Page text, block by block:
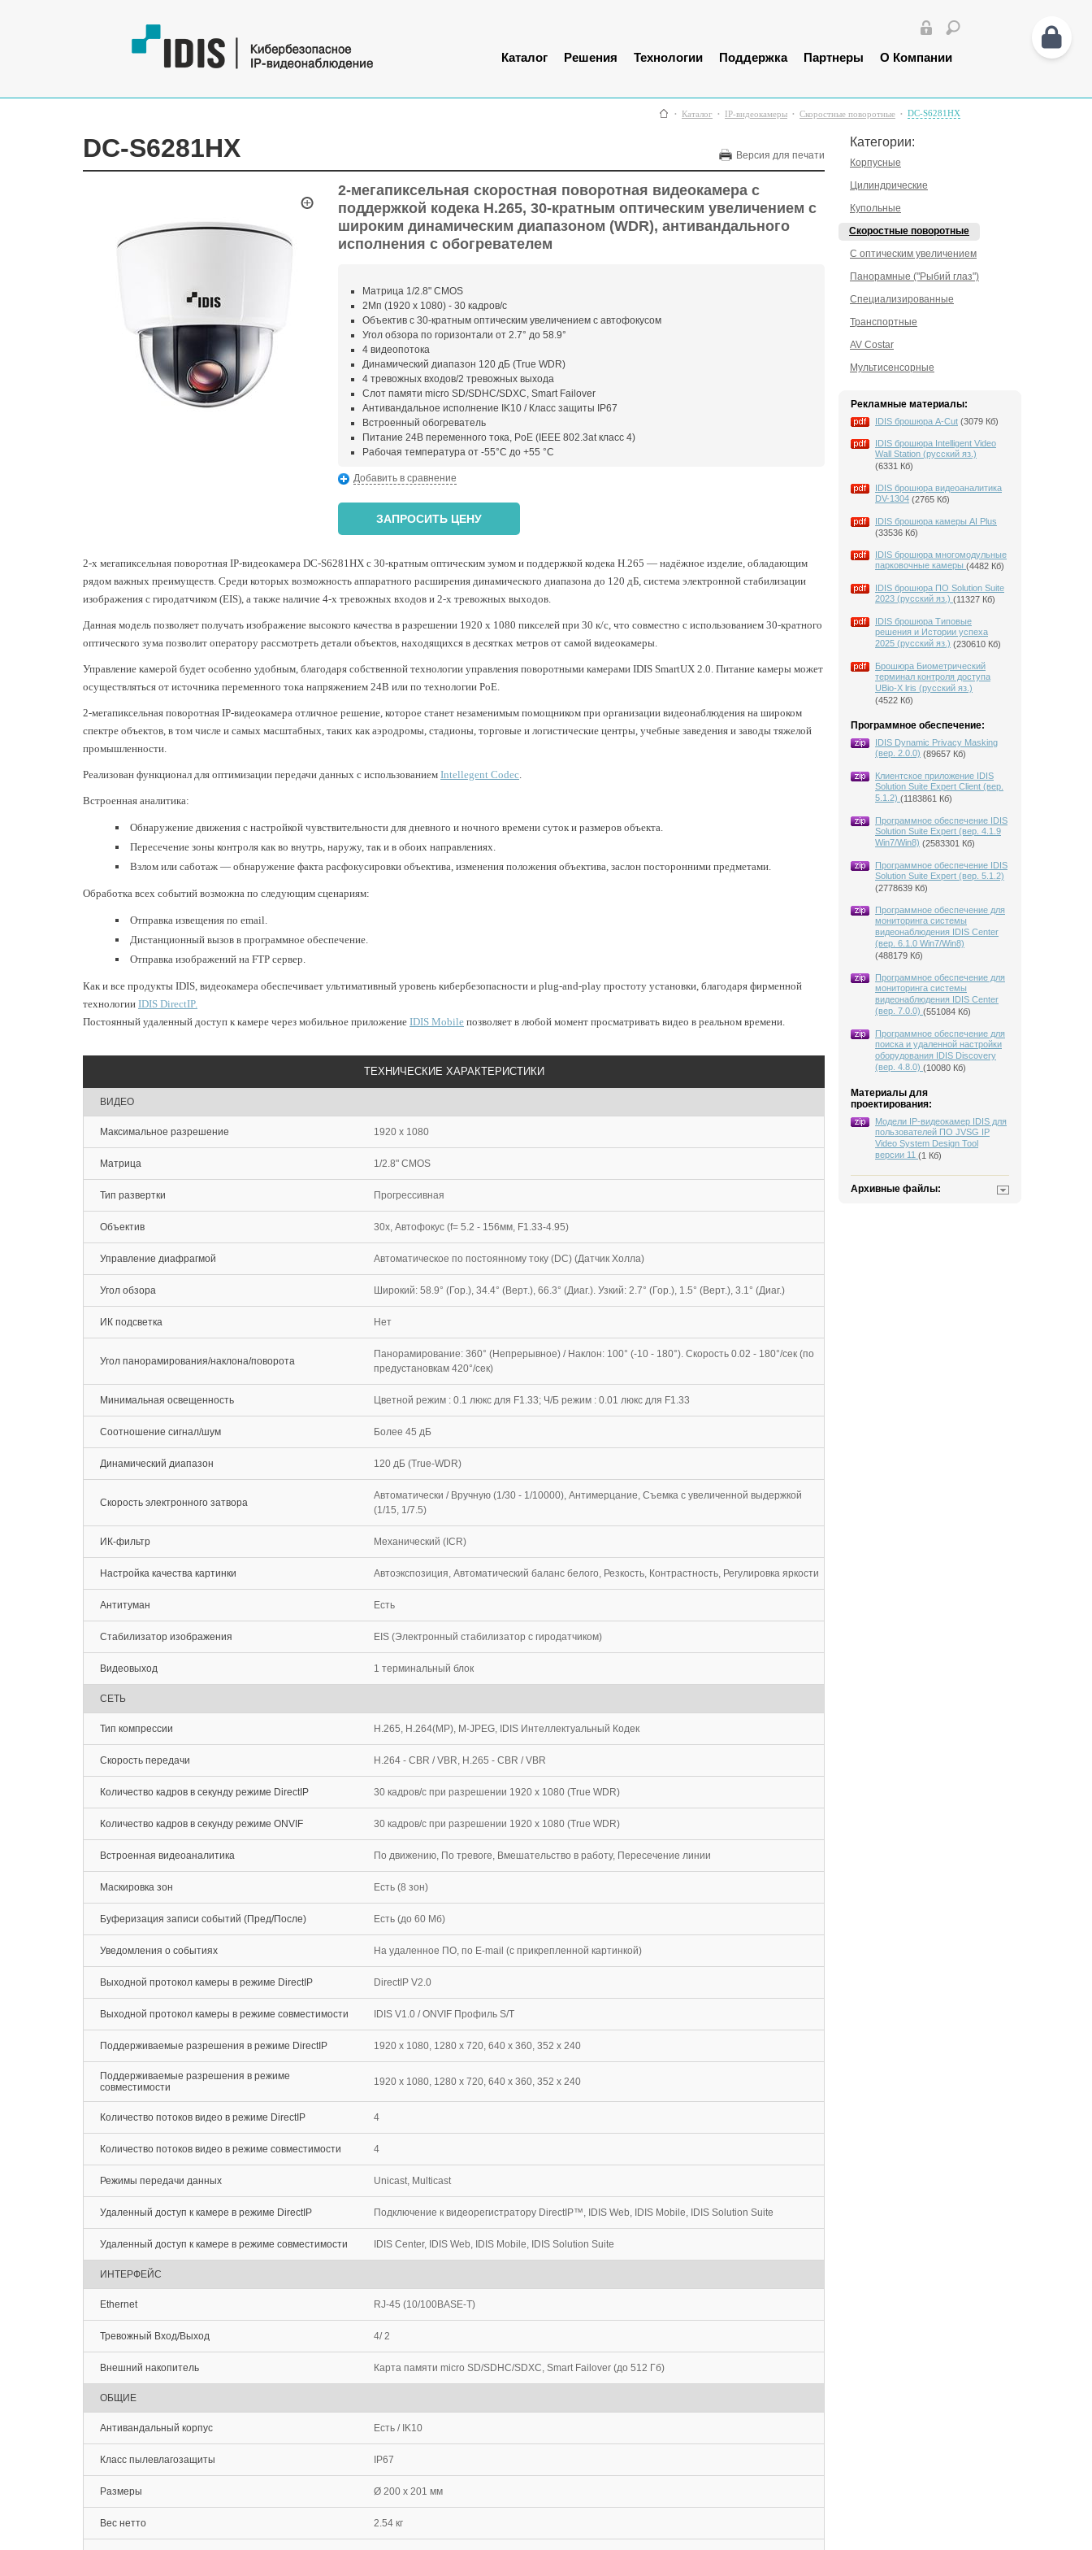
Каталог Решения Технологии Поддержка Партнеры О Компании
Каталог IP-видеокамеры Скоростные поворотные DC-S6281HX
Категории:
Корпусные
Цилиндрические
Купольные
Скоростные поворотные
С оптическим увеличением
Панорамные ("Рыбий глаз")
Специализированные
Транспортные
AV Costar
Мультисенсорные
Рекламные материалы:
IDIS брошюра A-Cut (3079 Кб)
IDIS брошюра Intelligent Video
Wall Station (русский яз.)
(6331 Кб)
IDIS брошюра видеоаналитика
DV-1304 (2765 Кб)
IDIS брошюра камеры AI Plus
(33536 Кб)
IDIS брошюра многомодульные
парковочные камеры (4482 Кб)
IDIS брошюра ПО Solution Suite
2023 (русский яз.) (11327 Кб)
IDIS брошюра Типовые
решения и Истории успеха
2025 (русский яз.) (230610 Кб)
Брошюра Биометрический
терминал контроля доступа
UBio-X lris (русский яз.)
(4522 Кб)
Программное обеспечение:
IDIS Dynamic Privacy Masking
(вер. 2.0.0) (89657 Кб)
Клиентское приложение IDIS
Solution Suite Expert Client (вер.
5.1.2) (1183861 Кб)
Программное обеспечение IDIS
Solution Suite Expert (вер. 4.1.9
Win7/Win8) (2583301 Кб)
Программное обеспечение IDIS
Solution Suite Expert (вер. 5.1.2)
(2778639 Кб)
Программное обеспечение для
мониторинга системы
видеонаблюдения IDIS Center
(вер. 6.1.0 Win7/Win8)
(488179 Кб)
Программное обеспечение для
мониторинга системы
видеонаблюдения IDIS Center
(вер. 7.0.0) (551084 Кб)
Программное обеспечение для
поиска и удаленной настройки
оборудования IDIS Discovery
(вер. 4.8.0) (10080 Кб)
Материалы для
проектирования:
Модели IP-видеокамер IDIS для
пользователей ПО JVSG IP
Video System Design Tool
версии 11 (1 Кб)
Архивные файлы:
Версия для печати
DC-S6281HX
2-мегапиксельная скоростная поворотная видеокамера с
поддержкой кодека H.265, 30-кратным оптическим увеличением с
широким динамическим диапазоном (WDR), антивандального
исполнения с обогревателем
Матрица 1/2.8" CMOS
2Мп (1920 х 1080) - 30 кадров/с
Объектив с 30-кратным оптическим увеличением с автофокусом
Угол обзора по горизонтали от 2.7° до 58.9°
4 видеопотока
Динамический диапазон 120 дБ (True WDR)
4 тревожных входов/2 тревожных выхода
Слот памяти micro SD/SDHC/SDXC, Smart Failover
Антивандальное исполнение IK10 / Класс защиты IP67
Встроенный обогреватель
Питание 24В переменного тока, PoE (IEEE 802.3at класс 4)
Рабочая температура от -55°С до +55 °C
Добавить в сравнение
ЗАПРОСИТЬ ЦЕНУ
2-х мегапиксельная поворотная IP-видеокамера DC-S6281HX с 30-кратным оптическим зумом и поддержкой кодека H.265 — надёжное изделие, обладающим
рядом важных преимуществ. Среди которых возможность аппаратного расширения динамического диапазона до 120 дБ, система электронной стабилизации
изображения с гиродатчиком (EIS), а также наличие 4-х тревожных входов и 2-х тревожных выходов.
Данная модель позволяет получать изображение высокого качества в разрешении 1920 х 1080 пикселей при 30 к/c, что совместно с использованием 30-кратного
оптического зума позволит оператору рассмотреть детали объектов, находящихся в десятках метров от самой видеокамеры.
Управление камерой будет особенно удобным, благодаря собственной технологии управления поворотными камерами IDIS SmartUX 2.0. Питание камеры может
осуществляться от источника переменного тока напряжением 24В или по технологии PoE.
2-мегапиксельная поворотная IP-видеокамера отличное решение, которое станет незаменимым помощником при организации видеонаблюдения на широком
спектре объектов, в том числе и самых масштабных, таких как аэродромы, стадионы, торговые и логистические центры, учебные заведения и заводы тяжелой
промышленности.
Реализован функционал для оптимизации передачи данных с использованием Intellegent Codec.
Встроенная аналитика:
Обнаружение движения с настройкой чувствительности для дневного и ночного времени суток и размеров объекта.
Пересечение зоны контроля как во внутрь, наружу, так и в обоих направлениях.
Взлом или саботаж — обнаружение факта расфокусировки объектива, изменения положения объектива, заслон посторонними предметами.
Обработка всех событий возможна по следующим сценариям:
Отправка извещения по email.
Дистанционный вызов в программное обеспечение.
Отправка изображений на FTP сервер.
Как и все продукты IDIS, видеокамера обеспечивает ультимативный уровень кибербезопасности и plug-and-play простоту установки, благодаря фирменной
технологии IDIS DirectIP.
Постоянный удаленный доступ к камере через мобильное приложение IDIS Mobile позволяет в любой момент просматривать видео в реальном времени.
ТЕХНИЧЕСКИЕ ХАРАКТЕРИСТИКИ
ВИДЕО
Максимальное разрешение 1920 x 1080
Матрица 1/2.8" CMOS
Тип развертки Прогрессивная
Объектив 30х, Автофокус (f= 5.2 - 156мм, F1.33-4.95)
Управление диафрагмой Автоматическое по постоянному току (DC) (Датчик Холла)
Угол обзора Широкий: 58.9° (Гор.), 34.4° (Верт.), 66.3° (Диаг.). Узкий: 2.7° (Гор.), 1.5° (Верт.), 3.1° (Диаг.)
ИК подсветка Нет
Угол панорамирования/наклона/поворота
Панорамирование: 360° (Непрерывное) / Наклон: 100° (-10 - 180°). Скорость 0.02 - 180°/сек (по
предустановкам 420°/сек)
Минимальная освещенность Цветной режим : 0.1 люкс для F1.33; Ч/Б режим : 0.01 люкс для F1.33
Соотношение сигнал/шум Более 45 дБ
Динамический диапазон 120 дБ (True-WDR)
Скорость электронного затвора
Автоматически / Вручную (1/30 - 1/10000), Антимерцание, Съемка с увеличенной выдержкой
(1/15, 1/7.5)
ИК-фильтр Механический (ICR)
Настройка качества картинки Автоэкспозиция, Автоматический баланс белого, Резкость, Контрастность, Регулировка яркости
Антитуман Есть
Стабилизатор изображения EIS (Электронный стабилизатор с гиродатчиком)
Видеовыход 1 терминальный блок
СЕТЬ
Тип компрессии H.265, H.264(MP), M-JPEG, IDIS Интеллектуальный Кодек
Скорость передачи H.264 - CBR / VBR, H.265 - CBR / VBR
Количество кадров в секунду режиме DirectIP 30 кадров/с при разрешении 1920 х 1080 (True WDR)
Количество кадров в секунду режиме ONVIF 30 кадров/c при разрешении 1920 x 1080 (True WDR)
Встроенная видеоаналитика По движению, По тревоге, Вмешательство в работу, Пересечение линии
Маскировка зон Есть (8 зон)
Буферизация записи событий (Пред/После) Есть (до 60 Мб)
Уведомления о событиях На удаленное ПО, по E-mail (с прикрепленной картинкой)
Выходной протокол камеры в режиме DirectIP DirectIP V2.0
Выходной протокол камеры в режиме совместимости IDIS V1.0 / ONVIF Профиль S/T
Поддерживаемые разрешения в режиме DirectIP 1920 x 1080, 1280 x 720, 640 x 360, 352 x 240
Поддерживаемые разрешения в режиме
совместимости
1920 x 1080, 1280 x 720, 640 x 360, 352 x 240
Количество потоков видео в режиме DirectIP 4
Количество потоков видео в режиме совместимости 4
Режимы передачи данных Unicast, Multicast
Удаленный доступ к камере в режиме DirectIP Подключение к видеорегистратору DirectIP™, IDIS Web, IDIS Mobile, IDIS Solution Suite
Удаленный доступ к камере в режиме совместимости IDIS Center, IDIS Web, IDIS Mobile, IDIS Solution Suite
ИНТЕРФЕЙС
Ethernet RJ-45 (10/100BASE-T)
Тревожный Вход/Выход 4/ 2
Внешний накопитель Карта памяти micro SD/SDHC/SDXC, Smart Failover (до 512 Гб)
ОБЩИЕ
Антивандальный корпус Есть / IK10
Класс пылевлагозащиты IP67
Размеры Ø 200 x 201 мм
Вес нетто 2.54 кг